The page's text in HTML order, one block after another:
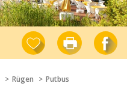
Rügen
Putbus